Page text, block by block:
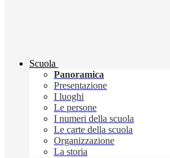
Scuola
Panoramica
Presentazione
I luoghi
Le persone
I numeri della scuola
Le carte della scuola
Organizzazione
La storia